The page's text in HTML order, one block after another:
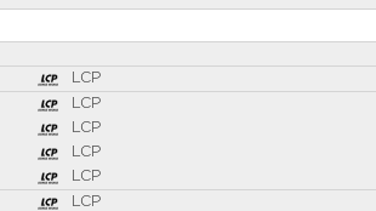
LCP
LCP
LCP
LCP
LCP
LCP